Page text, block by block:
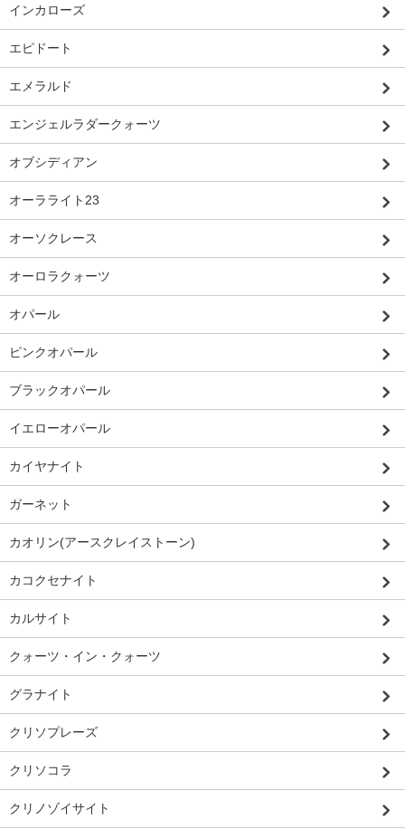
インカローズ
エピドート
エメラルド
エンジェルラダークォーツ
オブシディアン
オーラライト23
オーソクレース
オーロラクォーツ
オパール
ピンクオパール
ブラックオパール
イエローオパール
カイヤナイト
ガーネット
カオリン(アースクレイストーン)
カコクセナイト
カルサイト
クォーツ・イン・クォーツ
グラナイト
クリソプレーズ
クリソコラ
クリノゾイサイト